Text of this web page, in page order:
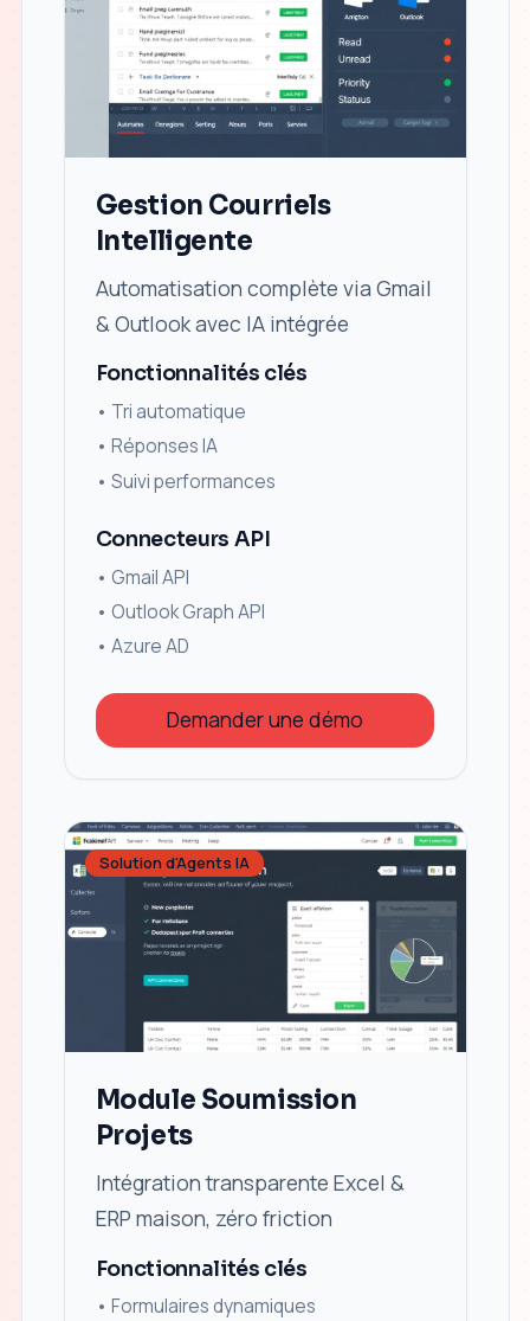
Gestion Courriels
Intelligente
Automatisation complète via Gmail
& Outlook avec IA intégrée
Fonctionnalités clés
• Tri automatique
• Réponses IA
• Suivi performances
Connecteurs API
• Gmail API
• Outlook Graph API
• Azure AD
Demander une démo
Solution d'Agents IA
Module Soumission
Projets
Intégration transparente Excel &
ERP maison, zéro friction
Fonctionnalités clés
• Formulaires dynamiques